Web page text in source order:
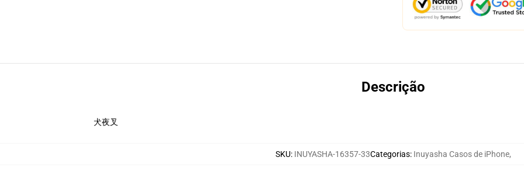
Descrição
犬夜叉
SKU: INUYASHA-16357-33Categorias: Inuyasha Casos de iPhone,